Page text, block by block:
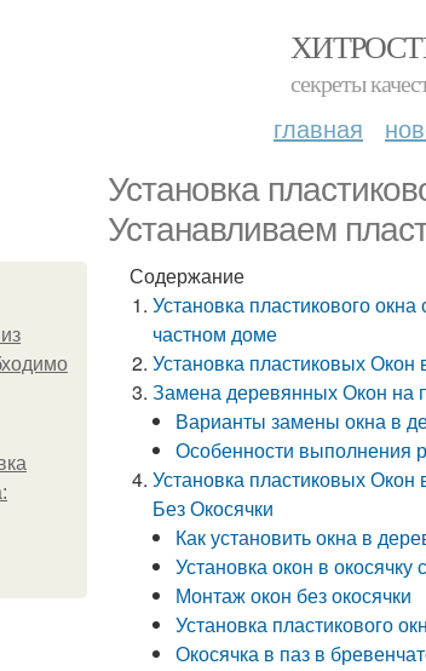
секреты
главная
Установка
Устанавливаем
Содержание
Установка пластикового
частном доме
Установка пластиковых Окон
Замена деревянных Окон на
Варианты замены окна в
Особенности выполнения
Установка пластиковых
Без Окосячки
Как установить окна в
Установка окон в
Монтаж окон без окосячки
Установка пластикового
Окосячка в паз в